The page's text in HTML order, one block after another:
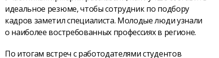
идеальное резюме, чтобы сотрудник по подбору
кадров заметил специалиста. Молодые люди узнали
о наиболее востребованных профессиях в регионе.
По итогам встреч с работодателями студентов